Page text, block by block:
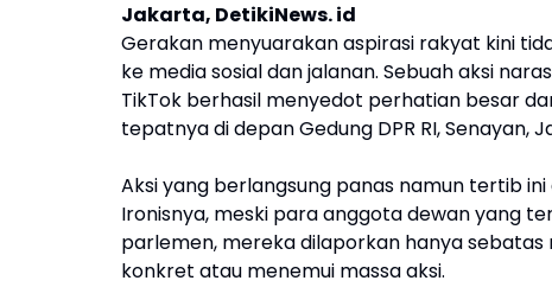
Jakarta, DetikiNews. id
Gerakan menyuarakan aspirasi rakyat kini
ke media sosial dan jalanan. Sebuah aksi
TikTok berhasil menyedot perhatian besar
tepatnya di depan Gedung DPR RI, Senayan,
Aksi yang berlangsung panas namun tertib
Ironisnya, meski para anggota dewan yang
parlemen, mereka dilaporkan hanya
konkret atau menemui massa aksi.